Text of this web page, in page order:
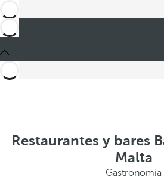
Restaurantes y bares
Malta
Gastronomía